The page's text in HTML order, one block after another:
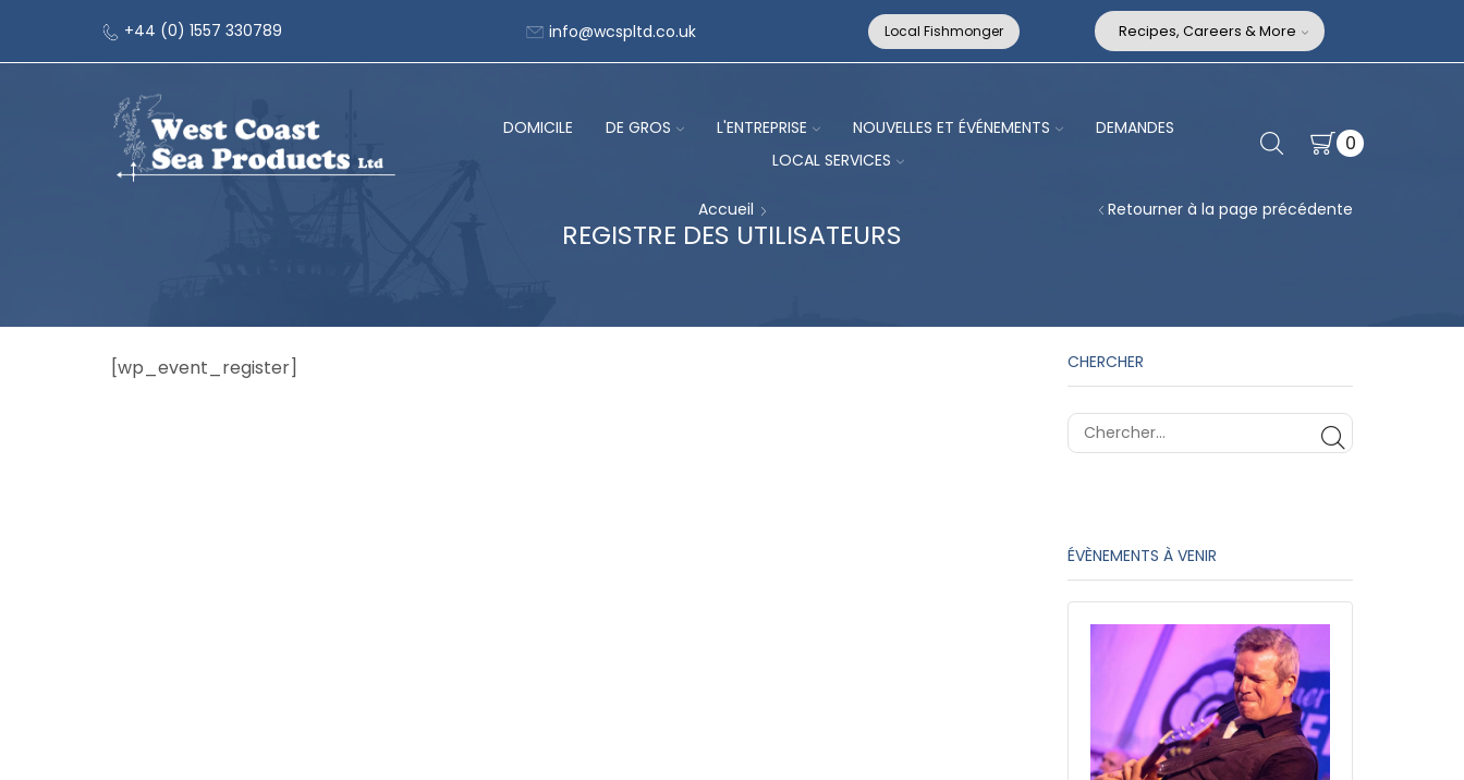
+44 (0) 1557 330789 info@wcspltd.co.uk Local Fishmonger Recipes, Careers & More
DOMICILE DE GROS L'ENTREPRISE NOUVELLES ET ÉVÉNEMENTS
DEMANDES
LOCAL SERVICES
0
Retourner à la page précédente
Accueil
REGISTRE DES UTILISATEURS
[wp_event_register] CHERCHER
CHERCHER
ÉVÈNEMENTS À VENIR